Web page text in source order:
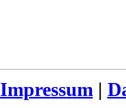
Impressum|